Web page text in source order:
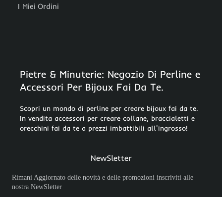
I Miei Ordini
Pietre & Minuterie: Negozio Di Perline e
Accessori Per Bijoux Fai Da Te.
Scopri un mondo di perline per creare bijoux fai da te.
In vendita accessori per creare collane, braccialetti e
orecchini fai da te a prezzi imbattibili all'ingrosso!
NewSletter
Rimani Aggiornato delle novità e delle promozioni inscriviti alle
nostra NewSletter